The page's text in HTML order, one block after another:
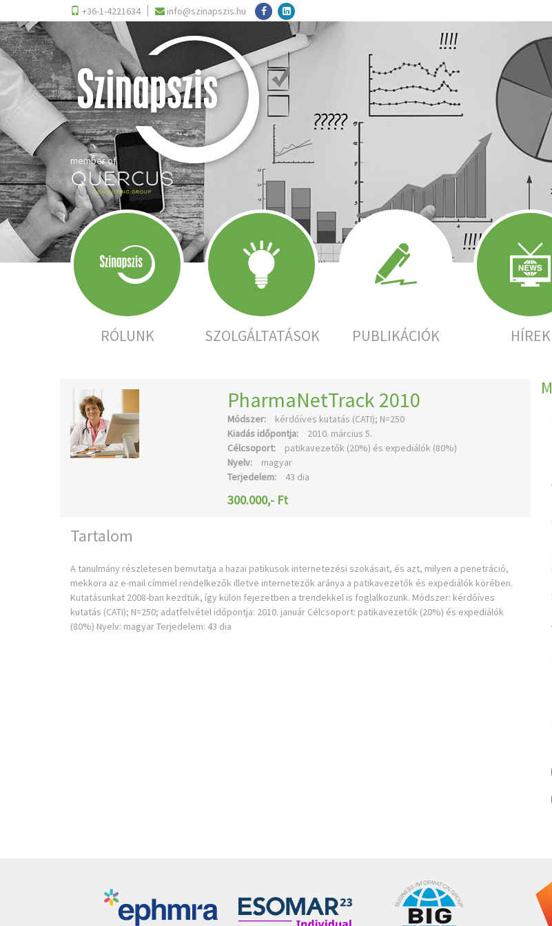
+36-1-4221634 info@szinapszis.hu
member of
RÓLUNK SZOLGÁLTATÁSOK PUBLIKÁCIÓK HÍREK
PharmaNetTrack 2010
Módszer:
kérdőíves kutatás (CATI); N=250
Kiadás időpontja:
2010. március 5.
Célcsoport:
patikavezetők (20%) és expediálók (80%)
Nyelv:
magyar
Terjedelem:
43 dia
300.000,- Ft
Tartalom
A tanulmány részletesen bemutatja a hazai patikusok internetezési szokásait, és azt, milyen a penetráció,
mekkora az e-mail címmel rendelkezők illetve internetezők aránya a patikavezetők és expediálók körében.
Kutatásunkat 2008-ban kezdtük, így külön fejezetben a trendekkel is foglalkozunk. Módszer: kérdőíves
kutatás (CATI); N=250; adatfelvétel időpontja: 2010. január Célcsoport: patikavezetők (20%) és expediálók
(80%) Nyelv: magyar Terjedelem: 43 dia